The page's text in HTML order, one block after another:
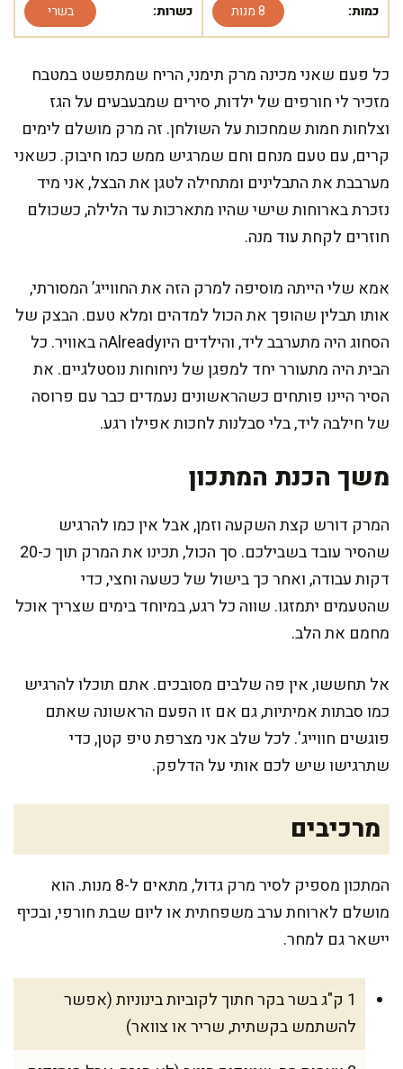
כמות: 8 מנות כשרות: בשרי
כל פעם שאני מכינה מרק תימני, הריח שמתפשט במטבח
מזכיר לי חורפים של ילדות, סירים שמבעבעים על הגז
וצלחות חמות שמחכות על השולחן. זה מרק מושלם לימים
קרים, עם טעם מנחם וחם שמרגיש ממש כמו חיבוק. כשאני
מערבבת את התבלינים ומתחילה לטגן את הבצל, אני מיד
נזכרת בארוחות שישי שהיו מתארכות עד הלילה, כשכולם
חוזרים לקחת עוד מנה.
אמא שלי הייתה מוסיפה למרק הזה את החווייג’ המסורתי,
אותו תבלין שהופך את הכול למדהים ומלא טעם. הבצק של
הסחוג היה מתערבב ליד, והילדים היוAlreadyה באוויר. כל
הבית היה מתעורר יחד למפגן של ניחוחות נוסטלגיים. את
הסיר היינו פותחים כשהראשונים נעמדים כבר עם פרוסה
של חילבה ליד, בלי סבלנות לחכות אפילו רגע.
משך הכנת המתכון
המרק דורש קצת השקעה וזמן, אבל אין כמו להרגיש
שהסיר עובד בשבילכם. סך הכול, תכינו את המרק תוך כ-20
דקות עבודה, ואחר כך בישול של כשעה וחצי, כדי
שהטעמים יתמזגו. שווה כל רגע, במיוחד בימים שצריך אוכל
מחמם את הלב.
אל תחששו, אין פה שלבים מסובכים. אתם תוכלו להרגיש
כמו סבתות אמיתיות, גם אם זו הפעם הראשונה שאתם
פוגשים חווייג'. לכל שלב אני מצרפת טיפ קטן, כדי
שתרגישו שיש לכם אותי על הדלפק.
מרכיבים
המתכון מספיק לסיר מרק גדול, מתאים ל-8 מנות. הוא
מושלם לארוחת ערב משפחתית או ליום שבת חורפי, ובכיף
יישאר גם למחר.
1 ק"ג בשר בקר חתוך לקוביות בינוניות (אפשר
להשתמש בקשתית, שריר או צוואר)